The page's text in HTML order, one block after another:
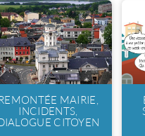
MAIRIE,
INCIDENTS,
CITOYEN